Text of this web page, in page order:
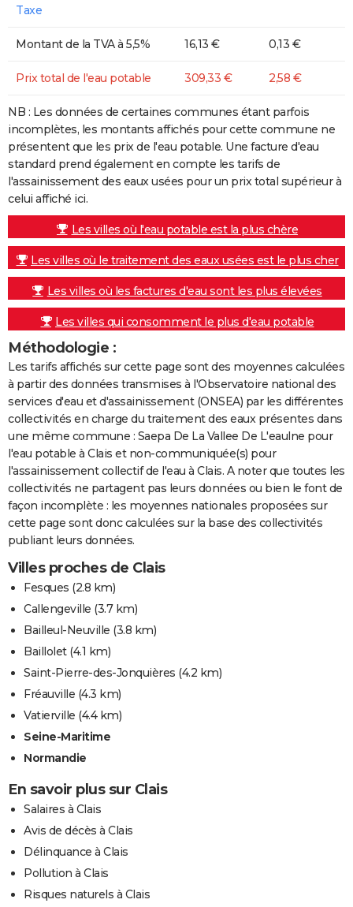
Taxe
Montant de la TVA à 5,5% 16,13 € 0,13 €
Prix total de l'eau potable 309,33 € 2,58 €
NB : Les données de certaines communes étant parfois
incomplètes, les montants affichés pour cette commune ne
présentent que les prix de l'eau potable. Une facture d'eau
standard prend également en compte les tarifs de
l'assainissement des eaux usées pour un prix total supérieur à
celui affiché ici.
Les villes où l'eau potable est la plus chère
Les villes où le traitement des eaux usées est le plus cher
Les villes où les factures d'eau sont les plus élevées
Les villes qui consomment le plus d'eau potable
Méthodologie :
Les tarifs affichés sur cette page sont des moyennes calculées
à partir des données transmises à l'Observatoire national des
services d'eau et d'assainissement (ONSEA) par les différentes
collectivités en charge du traitement des eaux présentes dans
une même commune : Saepa De La Vallee De L'eaulne pour
l'eau potable à Clais et non-communiquée(s) pour
l'assainissement collectif de l'eau à Clais. A noter que toutes les
collectivités ne partagent pas leurs données ou bien le font de
façon incomplète : les moyennes nationales proposées sur
cette page sont donc calculées sur la base des collectivités
publiant leurs données.
Villes proches de Clais
Fesques (2.8 km)
Callengeville (3.7 km)
Bailleul-Neuville (3.8 km)
Baillolet(4.1 km)
Saint-Pierre-des-Jonquières (4.2 km)
Fréauville (4.3 km)
Vatierville (4.4 km)
Seine-Maritime
Normandie
En savoir plus sur Clais
Salaires à Clais
Avis de décès à Clais
Délinquance à Clais
Pollution à Clais
Risques naturels à Clais